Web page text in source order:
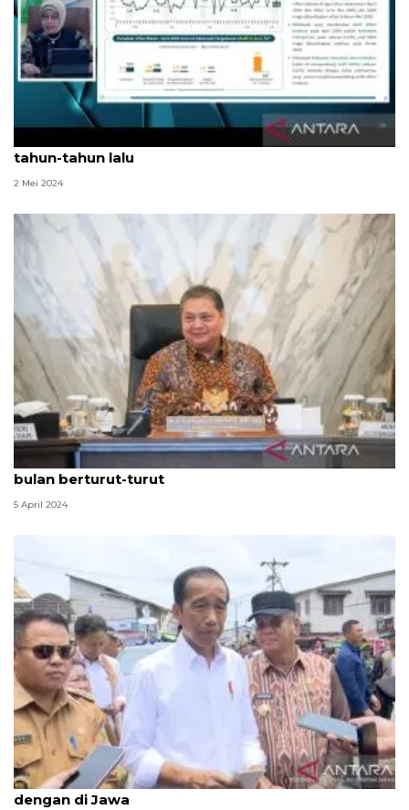
BPS: Inflasi pada Lebaran 2024 lebih rendah dari
tahun-tahun lalu
2 Mei 2024
Airlangga: PMI Manufaktur konsisten ekspansi 31
bulan berturut-turut
5 April 2024
Presiden sebut harga pangan di Kalimantan sama
dengan di Jawa